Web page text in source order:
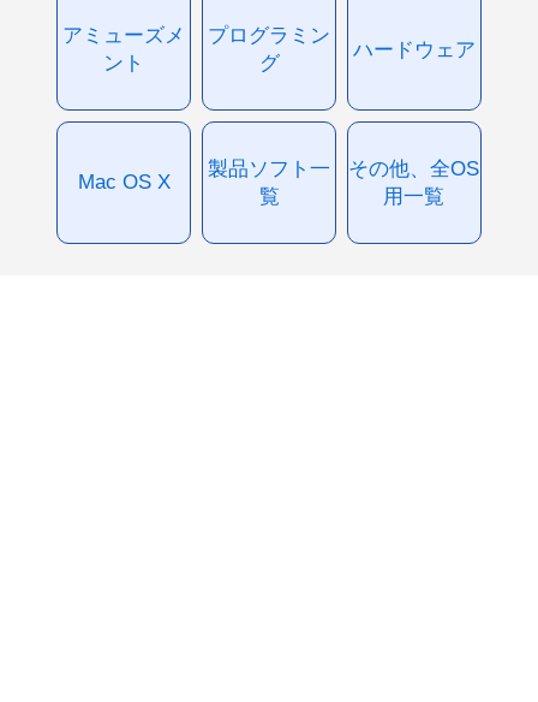
アミューズメ
ント
プログラミン
グ
ハードウェア
Mac OS X
製品ソフト一
覧
その他、全OS
用一覧